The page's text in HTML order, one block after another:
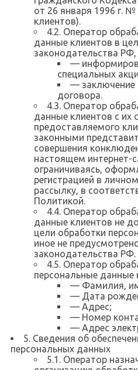
от 26 января 1996 г.
клиентов).
4.2. Оператор
данные клиентов в
законодательства
—
специальных
— заключение
договора.
4.3. Оператор
данные клиентов с их
предоставляемого
законными
совершения
настоящем интернет-
ограничиваясь,
регистрацией в
рассылку, в
Политикой.
4.4. Оператор
данные клиентов не
цели обработки
иное не
законодательства РФ.
4.5. Оператор
персональные данные
— Фамилия,
— Дата
— Адрес;
— Номер
— Адрес
5. Сведения об
персональных данных
5.1. Оператор